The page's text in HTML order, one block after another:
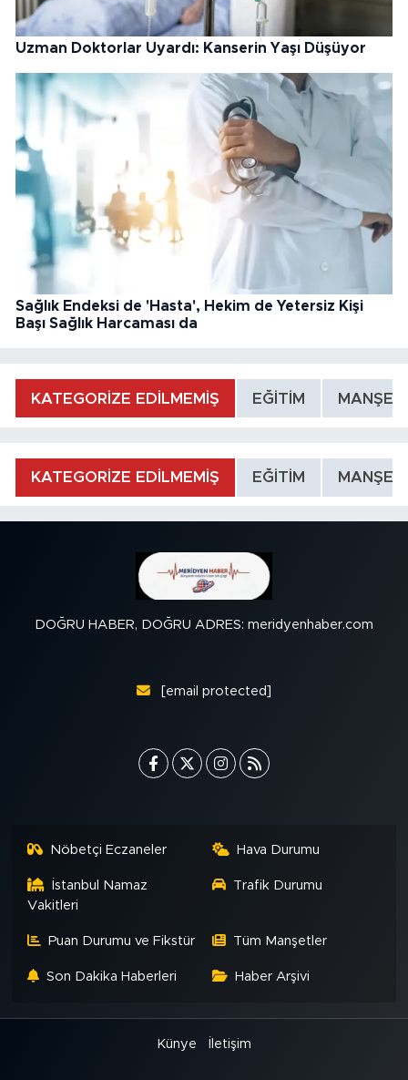
Uzman Doktorlar Uyardı: Kanserin Yaşı Düşüyor
Sağlık Endeksi de 'Hasta', Hekim de Yetersiz Kişi
Başı Sağlık Harcaması da
KATEGORİZE EDİLMEMİŞ EĞİTİM MANŞET
KATEGORİZE EDİLMEMİŞ EĞİTİM MANŞET
DOĞRU HABER, DOĞRU ADRES: meridyenhaber.com
[email protected]
Nöbetçi Eczaneler Hava Durumu
İstanbul Namaz
Vakitleri
Trafik Durumu
Puan Durumu ve Fikstür Tüm Manşetler
Son Dakika Haberleri Haber Arşivi
Künye İletişim